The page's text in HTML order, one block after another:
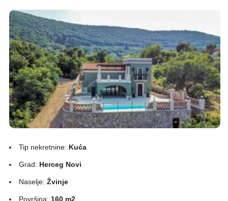
Tip nekretnine: Kuća
Grad: Herceg Novi
Naselje:Žvinje
Površina: 160 m2